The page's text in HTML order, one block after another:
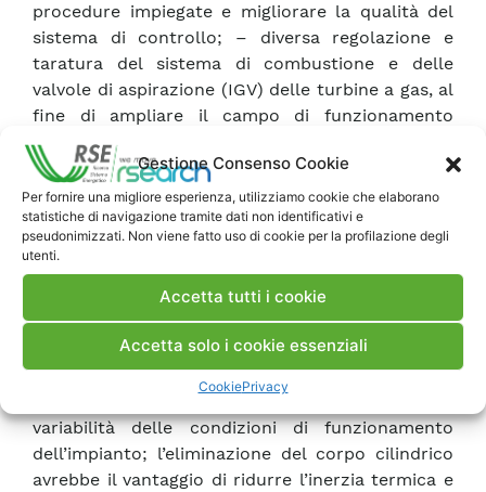
Gestione Consenso Cookie
Per fornire una migliore esperienza, utilizziamo cookie che elaborano
statistiche di navigazione tramite dati non identificativi e
pseudonimizzati. Non viene fatto uso di cookie per la profilazione degli
utenti.
Accetta tutti i cookie
Accetta solo i cookie essenziali
CookiePrivacy
procedure impiegate e migliorare la qualità del
sistema di controllo; – diversa regolazione e
taratura del sistema di combustione e delle
valvole di aspirazione (IGV) delle turbine a gas, al
fine di ampliare il campo di funzionamento
compatibile con i limiti di emissione; questo tipo
di intervento comporta per contro un aumento
del consumo specifico della turbina; – modifiche
impiantistiche atte ad aumentare il campo di
funzionamento dell’impianto; queste
comprendono l’umidificazione dell’aria aspirata
dal compressore e la post-combustione;
quest’ultima soluzione può anche essere
impiegata come sistema di preriscaldamento;
– eliminazione del corpo cilindrico di alta
variabilità delle condizioni di funzionamento
dell’impianto; l’eliminazione del corpo cilindrico
avrebbe il vantaggio di ridurre l’inerzia termica e